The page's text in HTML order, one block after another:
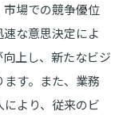
場での競争優位
な意思決定によ
上し、新たなビジ
す。また、業務
より、従来のビ